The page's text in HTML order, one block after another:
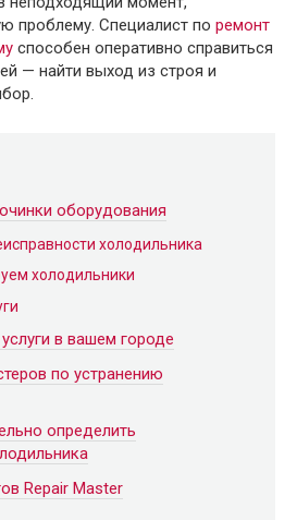
проблему. Специалист по ремонт
способен оперативно справиться
— найти выход из строя и
оборудования
холодильника
холодильники
в вашем городе
по устранению
определить
Repair Master